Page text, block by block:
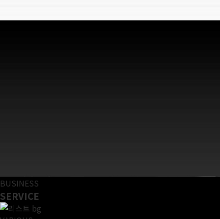
BUSINESS
SERVICE